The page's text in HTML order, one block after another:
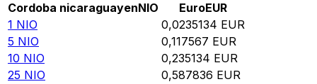
Cordoba nicaraguayenNIO EuroEUR
1 NIO 0,0235134 EUR
5 NIO 0,117567 EUR
10 NIO 0,235134 EUR
25 NIO 0,587836 EUR